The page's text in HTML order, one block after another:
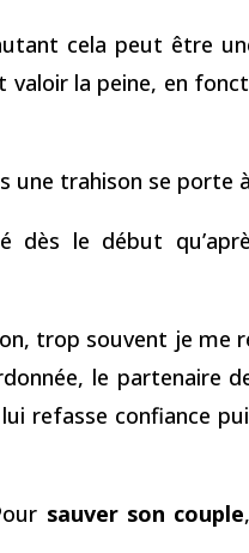
cela peut être
la peine, en
une trahison se porte
dès le début
trop souvent je me
le partenaire
refasse confiance
sauver son couple